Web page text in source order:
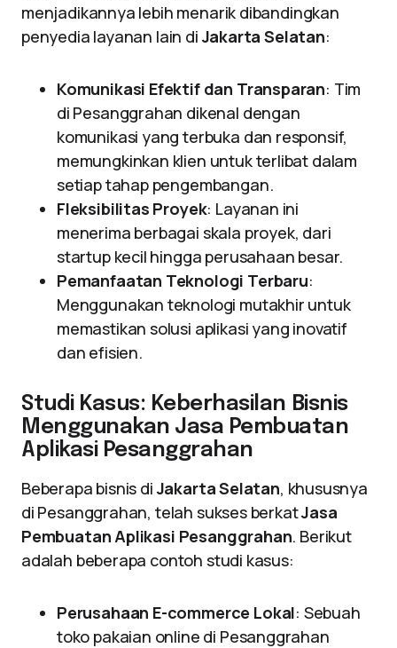
menjadikannya lebih menarik dibandingkan
penyedia layanan lain diJakarta Selatan:
Komunikasi Efektif dan Transparan: Tim
di Pesanggrahan dikenal dengan
komunikasi yang terbuka dan responsif,
memungkinkan klien untuk terlibat dalam
setiap tahap pengembangan.
Fleksibilitas Proyek: Layanan ini
menerima berbagai skala proyek, dari
startup kecil hingga perusahaan besar.
Pemanfaatan Teknologi Terbaru:
Menggunakan teknologi mutakhir untuk
memastikan solusi aplikasi yang inovatif
dan efisien.
Studi Kasus: Keberhasilan Bisnis
Menggunakan Jasa Pembuatan
Aplikasi Pesanggrahan
Beberapa bisnis diJakarta Selatan, khususnya
di Pesanggrahan, telah sukses berkatJasa
Pembuatan Aplikasi Pesanggrahan. Berikut
adalah beberapa contoh studi kasus:
Perusahaan E-commerce Lokal: Sebuah
toko pakaian online di Pesanggrahan